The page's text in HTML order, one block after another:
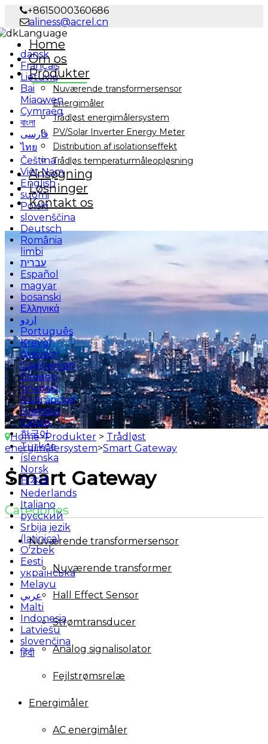
+8615000360686
aliness@acrel.cn
Language
dansk
Français
Lietuvių
Bai
Miaowen
Cymraeg
বাংলা
فارسی
ไทย
Čeština
Việt Nam
English
suomi
Polski
slovenščina
Deutsch
România
limbi
עברית
Español
magyar
bosanski
Ελληνικά
اردو
Português
Kreyòl
Ayisyen
Gaeilgenah
Éireann
hrvatski
Български
Svenska
Català
한국어
Türkçe
íslenska
Norsk
日本語
Nederlands
Italiano
русский
Srbija jezik
(latinica)
O'zbek
Eesti
українська
Melayu
عربي
Malti
Indonesia
Latviešu
slovenčina
हिंदी
Home
Om os
Produkter
Nuværende transformersensor
Energimåler
Trådløst energimålersystem
PV/Solar Inverter Energy Meter
Distribution af isolationseffekt
Trådløs temperaturmåleopløsning
Ansøgning
Løsninger
Kontakt os
Home>Produkter > Trådløst
energimålersystem>Smart Gateway
Smart Gateway
Categories
Nuværende transformersensor
Nuværende transformer
Hall Effect Sensor
Strømtransducer
Analog signalisolator
Fejlstrømsrelæ
Energimåler
AC energimåler